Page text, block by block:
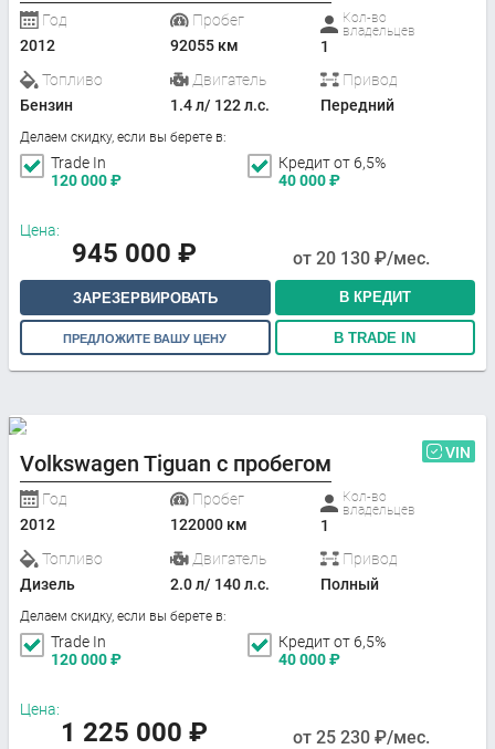
Год
2012
Пробег
92055 км
Кол-во
владельцев
1
Топливо
Бензин
Двигатель
1.4 л/ 122 л.с.
Привод
Передний
Делаем скидку, если вы берете в:
Trade In
120 000₽
Кредит от 6,5%
40 000₽
Цена:
945 000 ₽ от 20 130 ₽/мес.
ЗАРЕЗЕРВИРОВАТЬ В КРЕДИТ
ПРЕДЛОЖИТЕ ВАШУ ЦЕНУ В TRADE IN
Volkswagen Tiguan с пробегом VIN
Год
2012
Пробег
122000 км
Кол-во
владельцев
1
Топливо
Дизель
Двигатель
2.0 л/ 140 л.с.
Привод
Полный
Делаем скидку, если вы берете в:
Trade In
120 000₽
Кредит от 6,5%
40 000₽
Цена:
1 225 000 ₽ от 25 230 ₽/мес.